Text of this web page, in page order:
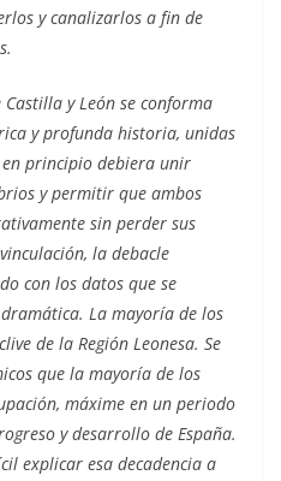
y canalizarlos a fin de
y León se conforma
y profunda historia, unidas
principio debiera unir
y permitir que ambos
sin perder sus
la debacle
con los datos que se
La mayoría de los
de la Región Leonesa. Se
que la mayoría de los
máxime en un periodo
y desarrollo de España.
explicar esa decadencia a